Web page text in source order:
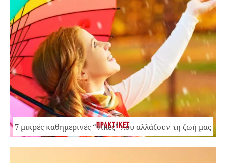
ΠΡΑΚΤΙΚΕΣ
7 μικρές καθημερινές “νίκες” που αλλάζουν τη ζωή μας